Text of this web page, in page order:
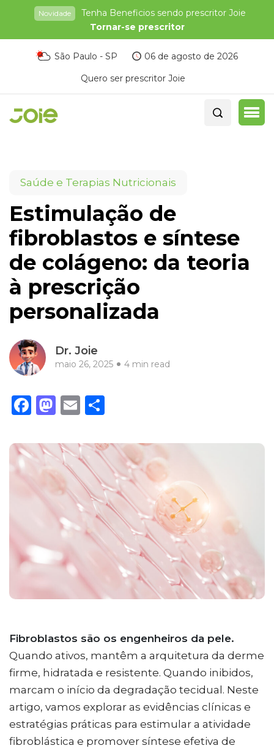
Novidade
Tenha Beneficios sendo prescritor Joie
Tornar-se prescritor
São Paulo - SP
06 de agosto de 2026
Quero ser prescritor Joie
Saúde e Terapias Nutricionais
Estimulação de
fibroblastos e síntese
de colágeno: da teoria
à prescrição
personalizada
Dr. Joie
maio 26, 2025 4 min read
Facebook
Mastodon
Email
Fibroblastos são os engenheiros da pele.
Quando ativos, mantêm a arquitetura da derme
firme, hidratada e resistente. Quando inibidos,
marcam o início da degradação tecidual. Neste
artigo, vamos explorar as evidências clínicas e
estratégias práticas para estimular a atividade
fibroblástica e promover síntese efetiva de